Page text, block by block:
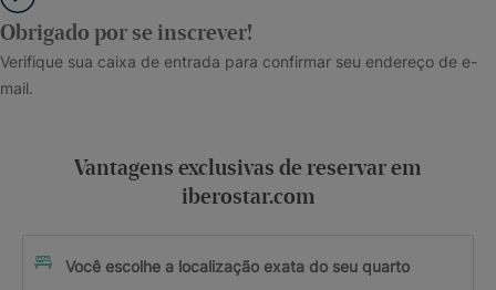
Obrigado por se inscrever!
Verifique sua caixa de entrada para confirmar seu endereço de e-
mail.
Vantagens exclusivas de reservar em
iberostar.com
Você escolhe a localização exata do seu quarto